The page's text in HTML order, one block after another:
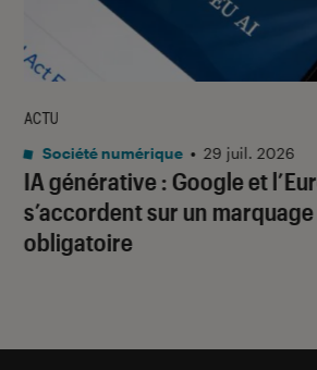
IA générative : Google et
s’accordent sur un marquage
obligatoire
ACTU
Société numérique • 29 juil. 2026